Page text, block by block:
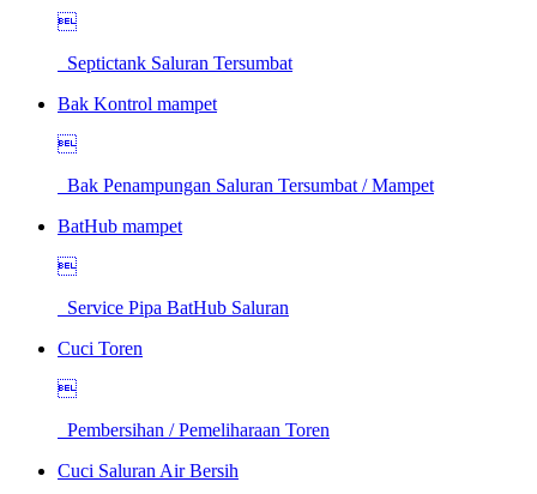

Septictank Saluran Tersumbat
Bak Kontrol mampet

Bak Penampungan Saluran Tersumbat / Mampet
BatHub mampet

Service Pipa BatHub Saluran
Cuci Toren

Pembersihan / Pemeliharaan Toren
Cuci Saluran Air Bersih